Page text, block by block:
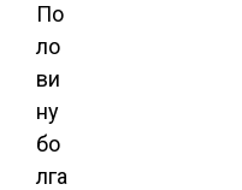
По
ло
ви
ну
бо
лга